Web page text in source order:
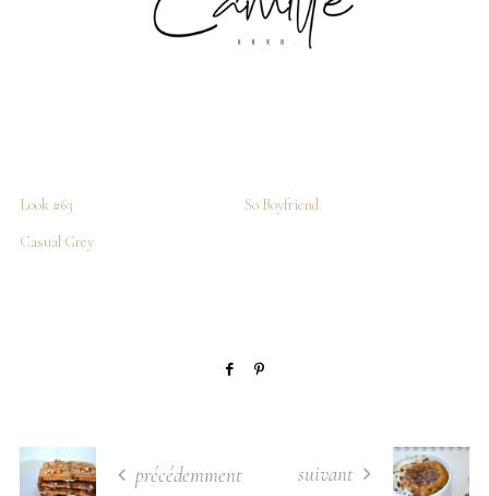
Look #63
So Boyfriend
Casual Grey
précédemment suivant